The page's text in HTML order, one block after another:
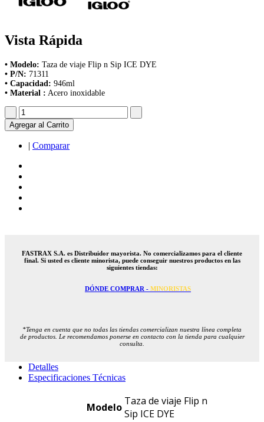
Vista Rápida
• Modelo: Taza de viaje Flip n Sip ICE DYE
• P/N: 71311
• Capacidad: 946ml
• Material : Acero inoxidable
Agregar al Carrito
| Comparar
FASTRAX S.A. es Distribuidor mayorista. No comercializamos para el cliente
final. Si usted es cliente minorista, puede conseguir nuestros productos en las
siguientes tiendas:
DÓNDE COMPRAR - MINORISTAS
*Tenga en cuenta que no todas las tiendas comercializan nuestra línea completa
de productos. Le recomendamos ponerse en contacto con la tienda para cualquier
consulta.
Detalles
Especificaciones Técnicas
Modelo Taza de viaje Flip n
Sip ICE DYE